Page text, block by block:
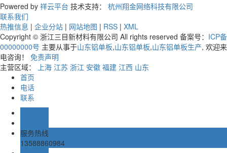
Powered by 祥云平台 技术支持： 杭州翔金网络科技有限公司
联系我们
热推信息 | 企业分站 | 网站地图 | RSS | XML
Copyright © 浙江三目新材料有限公司 All rights reserved 备案号： ICP备
00000000号 主要从事于山东铝单板,山东铝单板,山东铝单板生产, 欢迎来
电咨询！ 免责声明
主营区域：
上海 江苏 浙江 安徽 福建 江西 山东
首页
电话
联系
服务热线
13588860984